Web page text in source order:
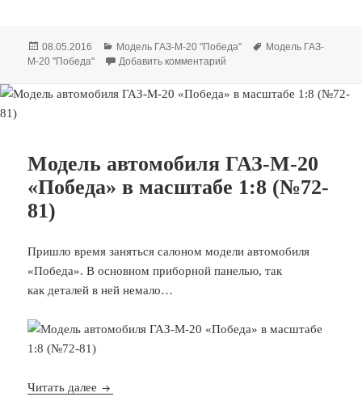
Опубликовано
08.05.2016 Рубрики
Модель ГАЗ-М-20 "Победа" Метки
Модель ГАЗ-
М-20 "Победа"
Добавить комментарий
Модель автомобиля ГАЗ-М-20
«Победа» в масштабе 1:8 (№72-
81)
Пришло время заняться салоном модели автомобиля
«Победа». В основном приборной панелью, так
как деталей в ней немало…
Читать далее Модель автомобиля ГАЗ-М-20 «Победа» в